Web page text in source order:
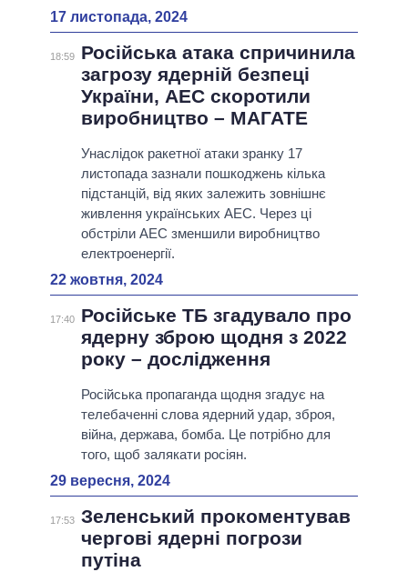
17 листопада, 2024
18:59
Російська атака спричинила
загрозу ядерній безпеці
України, АЕС скоротили
виробництво – МАГАТЕ
Унаслідок ракетної атаки зранку 17
листопада зазнали пошкоджень кілька
підстанцій, від яких залежить зовнішнє
живлення українських АЕС. Через ці
обстріли АЕС зменшили виробництво
електроенергії.
22 жовтня, 2024
17:40
Російське ТБ згадувало про
ядерну зброю щодня з 2022
року – дослідження
Російська пропаганда щодня згадує на
телебаченні слова ядерний удар, зброя,
війна, держава, бомба. Це потрібно для
того, щоб залякати росіян.
29 вересня, 2024
17:53 Зеленський прокоментував
чергові ядерні погрози
путіна